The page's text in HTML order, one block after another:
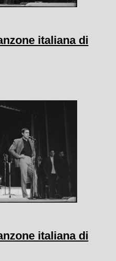
italiana di
italiana di